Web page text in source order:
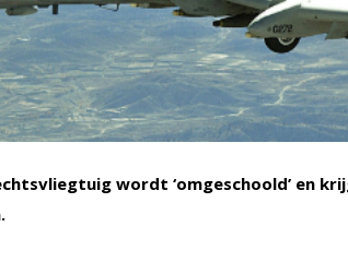
wordt ‘omgeschoold’ en